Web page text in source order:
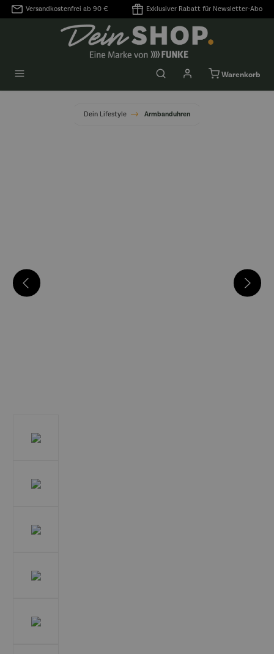
springen
Versandkostenfrei ab 90 € Exklusiver Rabatt für Newsletter-Abo
Warenkorb
Dein Lifestyle Armbanduhren